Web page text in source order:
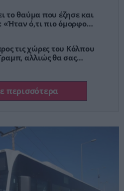
το θαύμα που έζησε και
«Ήταν ό,τι πιο όμορφο
τις χώρες του Κόλπου
αλλιώς θα σας
περισσότερα